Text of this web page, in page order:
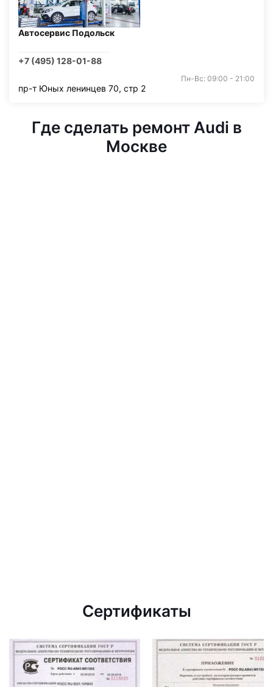
Автосервис Подольск
+7 (495) 128-01-88
Пн-Вс: 09:00 - 21:00
пр-т Юных ленинцев 70, стр 2
Где сделать ремонт Audi в
Москве
Сертификаты